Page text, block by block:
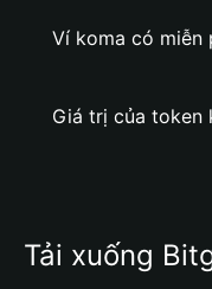
Ví koma có miễn
Giá trị của token
Tải xuống